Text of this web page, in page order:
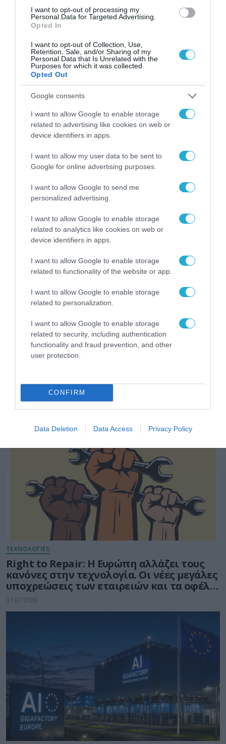
I want to opt-out of processing my
Personal Data for Targeted Advertising.
Opted In
I want to opt-out of Collection, Use,
Retention, Sale, and/or Sharing of my
Personal Data that Is Unrelated with the
Purposes for which it was collected.
Opted Out
Google consents
I want to allow Google to enable storage
related to advertising like cookies on web or
device identifiers in apps.
I want to allow my user data to be sent to
Google for online advertising purposes.
I want to allow Google to send me
personalized advertising.
I want to allow Google to enable storage
related to analytics like cookies on web or
device identifiers in apps.
I want to allow Google to enable storage
related to functionality of the website or app.
I want to allow Google to enable storage
related to personalization.
I want to allow Google to enable storage
related to security, including authentication
functionality and fraud prevention, and other
user protection.
CONFIRM
Data Deletion Data Access Privacy Policy
Το χρηματοδοτούμενο από την ΕΕ έργο
“The Gaming Police” ενισχύει την
ασφάλεια των παιδιών στο διαδίκτυο
31.07.2026
ΣΥΝΕΝΤΕΥΞΕΙΣ
Elon Musk, podcast: «Η AI θα αλλάξει την
εποχή της υπερνοημοσύνης έρχεται.
31.07.2026
ΤΕΧΝΟΛΟΓΙΕΣ
Right to Repair: Η Ευρώπη αλλάζει τους
κανόνες στην τεχνολογία. Οι νέες μεγάλες
υποχρεώσεις των εταιρειών και τα οφέλη
για τους καταναλωτές
31.07.2026